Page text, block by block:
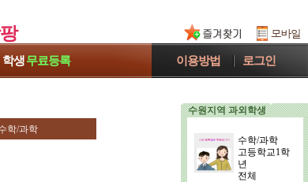
학생무료등록 이용방법 로그인
학/과학
어/토익
수원지역 과외학생
수학/과학
고등학교1학
년
전체